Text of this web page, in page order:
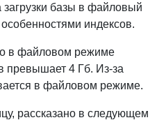
загрузки базы в файловый
индексов.
в файловом режиме
превышает 4 Гб. Из-за
в файловом режиме.
рассказано в следующем